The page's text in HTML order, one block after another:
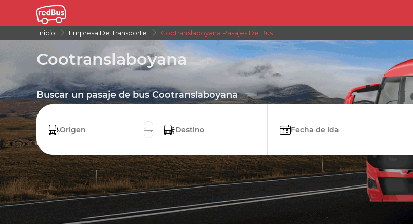
Inicio Empresa De Transporte Cootranslaboyana Pasajes De Bus
Cootranslaboyana
Buscar un pasaje de bus Cootranslaboyana
Fecha de ida